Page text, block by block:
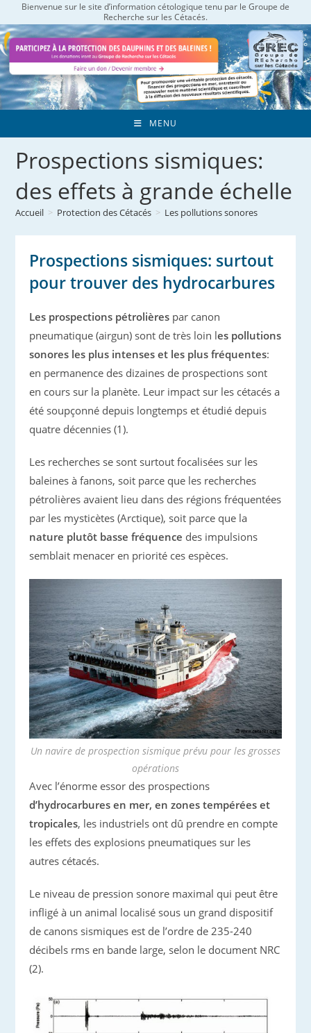
to
content
Bienvenue sur le site d’information cétologique tenu par le Groupe de
Recherche sur les Cétacés.
MENU
Prospections sismiques:
des effets à grande échelle
Accueil > Protection des Cétacés > Les pollutions sonores
Prospections sismiques: surtout
pour trouver des hydrocarbures
Les prospections pétrolières par canon
pneumatique (airgun) sont de très loin les pollutions
sonores les plus intenses et les plus fréquentes:
en permanence des dizaines de prospections sont
en cours sur la planète. Leur impact sur les cétacés a
été soupçonné depuis longtemps et étudié depuis
quatre décennies (1).
Les recherches se sont surtout focalisées sur les
baleines à fanons, soit parce que les recherches
pétrolières avaient lieu dans des régions fréquentées
par les mysticètes (Arctique), soit parce que la
nature plutôt basse fréquence des impulsions
semblait menacer en priorité ces espèces.
Un navire de prospection sismique prévu pour les grosses
opérations
Avec l’énorme essor des prospections
d’hydrocarbures en mer, en zones tempérées et
tropicales, les industriels ont dû prendre en compte
les effets des explosions pneumatiques sur les
autres cétacés.
Le niveau de pression sonore maximal qui peut être
infligé à un animal localisé sous un grand dispositif
de canons sismiques est de l’ordre de 235-240
décibels rms en bande large, selon le document NRC
(2).